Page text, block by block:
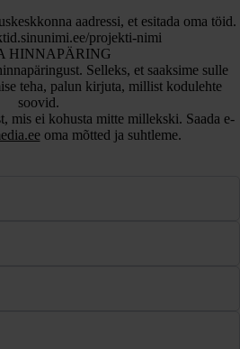
aadressi, et esitada oma töid.
projekti-nimi
HINNAPÄRING
Selleks, et saaksime sulle
teha, palun kirjuta, millist kodulehte
soovid.
mis ei kohusta mitte millekski. Saada e-
oma mõtted ja suhtleme.